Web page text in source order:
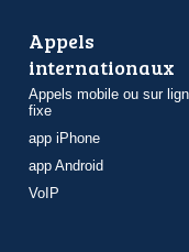
Appels
internationaux
Appels mobile ou sur
fixe
app iPhone
app Android
VoIP